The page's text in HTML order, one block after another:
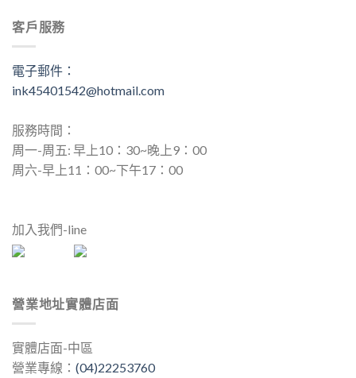
客戶服務
電子郵件：
ink45401542@hotmail.com
服務時間：
周一-周五: 早上10：30~晚上9：00
周六-早上11：00~下午17：00
加入我們-line
營業地址實體店面
實體店面-中區
營業專線： (04)22253760